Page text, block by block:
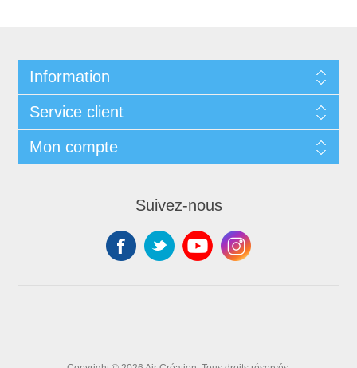
Information
Service client
Mon compte
Suivez-nous